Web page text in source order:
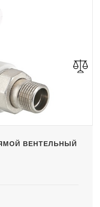
ВЕНТЕЛЬНЫЙ